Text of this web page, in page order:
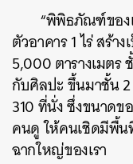
“พิพิธภัณฑ์ของ
ตัวอาคาร 1 ไร่ สร้
5,000 ตารางเมตร
กับศิลปะ ขึ้นมาชั้น
310 ที่นั่ง ซึ่งขนาดข
คนดู ให้คนเชิดมีพื้น
ฉากใหญ่ของเรา